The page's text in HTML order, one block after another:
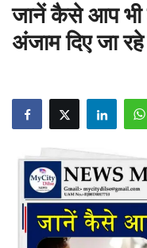
Rajasthani Influencers
देश
दुनिया
मनोरंजन
पॉलिटिक्स
जानें कैसे आप भी
अंजाम दिए जा